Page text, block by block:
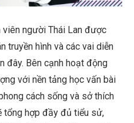
viên người Thái Lan được
truyền hình và các vai diễn
đây. Bên cạnh hoạt động
với nền tảng học vấn bài
cách sống và sở thích
tổng hợp đầy đủ tiểu sử,